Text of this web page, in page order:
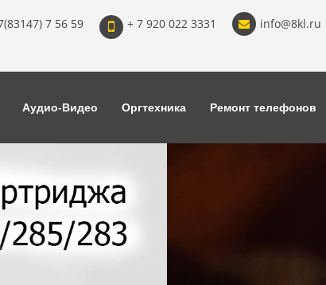
7 56 59 + 7 920 022 3331 info@8kl.ru
Аудио-Видео Оргтехника Ремонт телефонов